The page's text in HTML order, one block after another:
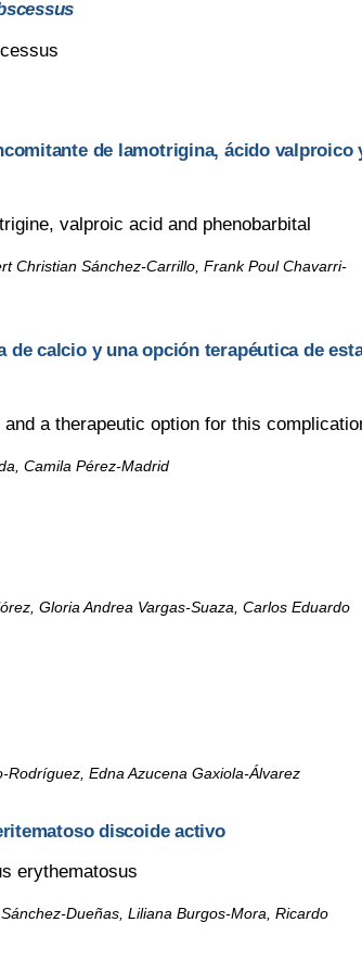
de lamotrigina, ácido valproico
valproic acid and phenobarbital
Christian Sánchez-Carrillo, Frank Poul Chavarri-
calcio y una opción terapéutica de
a therapeutic option for this
Camila Pérez-Madrid
Gloria Andrea Vargas-Suaza, Carlos Eduardo
Edna Azucena Gaxiola-Álvarez
discoide activo
erythematosus
Dueñas, Liliana Burgos-Mora, Ricardo